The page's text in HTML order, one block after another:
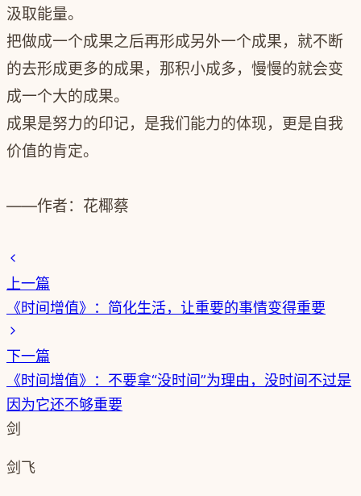
汲取能量。
把做成一个成果之后再形成另外一个成果，就不断
的去形成更多的成果，那积小成多，慢慢的就会变
成一个大的成果。
成果是努力的印记，是我们能力的体现，更是自我
价值的肯定。
——作者：花椰蔡
上一篇
《时间增值》：简化生活，让重要的事情变得重要
下一篇
《时间增值》：不要拿“没时间”为理由，没时间不过是
因为它还不够重要
剑
剑飞